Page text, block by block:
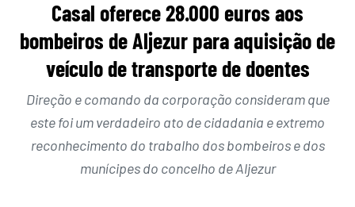
Casal oferece 28.000 euros aos
bombeiros de Aljezur para aquisição de
veículo de transporte de doentes
Direção e comando da corporação consideram que
este foi um verdadeiro ato de cidadania e extremo
reconhecimento do trabalho dos bombeiros e dos
munícipes do concelho de Aljezur